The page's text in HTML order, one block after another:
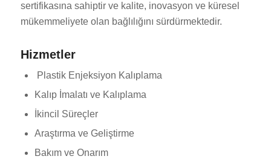
sertifikasına sahiptir ve kalite, inovasyon ve küresel
mükemmeliyete olan bağlılığını sürdürmektedir.
Hizmetler
Plastik Enjeksiyon Kalıplama
Kalıp İmalatı ve Kalıplama
İkincil Süreçler
Araştırma ve Geliştirme
Bakım ve Onarım